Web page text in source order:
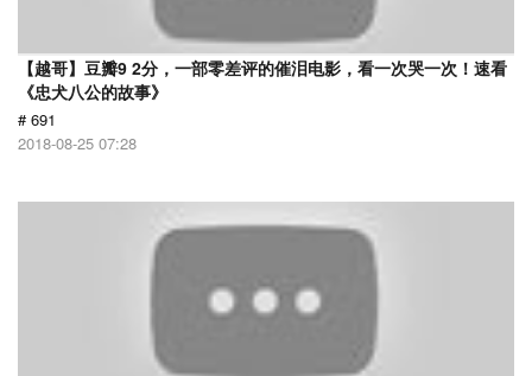
【越哥】豆瓣9 2分，一部零差评的催泪电影，看一次哭一次！速看
《忠犬八公的故事》
# 691
2018-08-25 07:28